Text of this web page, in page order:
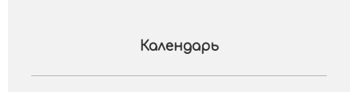
Календарь